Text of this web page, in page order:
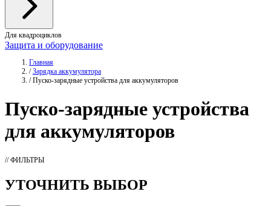
Для квадроциклов
Защита и оборудование
Главная
/ Зарядка аккумулятора
/ Пуско-зарядные устройства для аккумуляторов
Пуско-зарядные устройства
для аккумуляторов
// ФИЛЬТРЫ
УТОЧНИТЬ ВЫБОР